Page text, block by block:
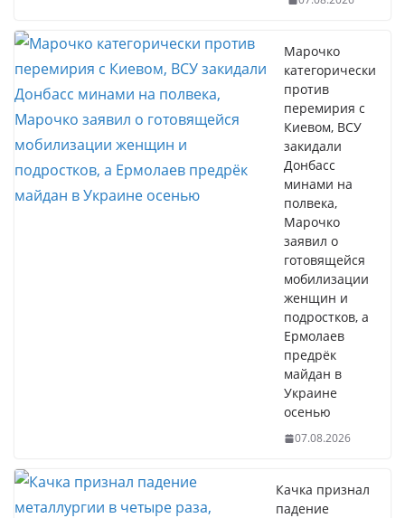
Марочко
категорически
против
перемирия с
Киевом, ВСУ
закидали
Донбасс
минами на
полвека,
Марочко
заявил о
готовящейся
мобилизации
женщин и
подростков, а
Ермолаев
предрёк
майдан в
Украине
осенью
07.08.2026
Качка признал
падение